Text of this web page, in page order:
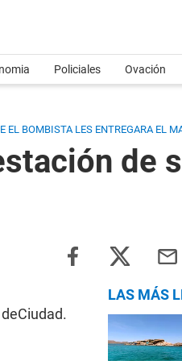
Policiales Ovación
BOMBISTA LES ENTREGARA EL
de
LAS MÁS